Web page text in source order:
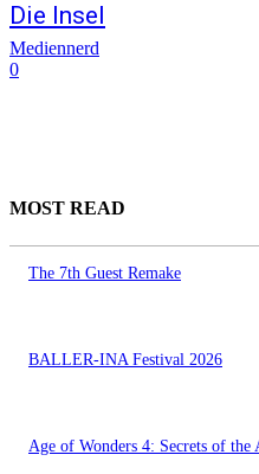
Die Insel
Mediennerd
0
MOST READ
The 7th Guest Remake
BALLER-INA Festival 2026
Age of Wonders 4: Secrets of the